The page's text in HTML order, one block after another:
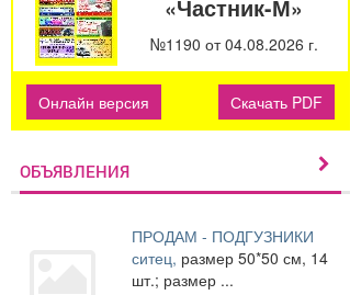
«Частник-М»
№1190 от 04.08.2026 г.
Онлайн версия Скачать PDF
ОБЪЯВЛЕНИЯ
ПРОДАМ - ПОДГУЗНИКИ
ситец, размер 50*50 см, 14
шт.; размер ...